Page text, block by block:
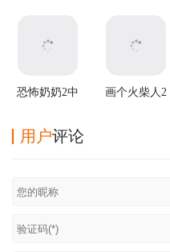
恐怖奶奶2中
画个火柴人2
用户评论